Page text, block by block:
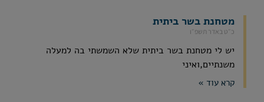
מטחנת בשר ביתית
כ״ט באדר תשפ״ו
יש לי מטחנת בשר ביתית שלא השמשתי בה למעלה
משנתיים,ואיני
קרא עוד »